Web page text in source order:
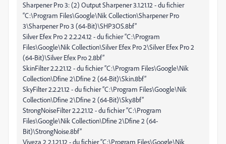
Sharpener Pro 3: (2) Output Sharpener 3.1.21.12 - du fichier
“C:\Program Files\Google\Nik Collection\Sharpener Pro
3\Sharpener Pro 3 (64-Bit)\SHP3OS.8bf”
Silver Efex Pro 2 2.2.24.12 - du fichier “C:\Program
Files\Google\Nik Collection\Silver Efex Pro 2\Silver Efex Pro 2
(64-Bit)\Silver Efex Pro 2.8bf”
SkinFilter 2.2.21.12 - du fichier “C:\Program Files\Google\Nik
Collection\Dfine 2\Dfine 2 (64-Bit)\Skin.8bf”
SkyFilter 2.2.21.12 - du fichier “C:\Program Files\Google\Nik
Collection\Dfine 2\Dfine 2 (64-Bit)\Sky.8bf”
StrongNoiseFilter 2.2.21.12 - du fichier “C:\Program
Files\Google\Nik Collection\Dfine 2\Dfine 2 (64-
Bit)\StrongNoise.8bf”
Viveza 2 2.1.21.12 - du fichier “C:\Program Files\Google\Nik